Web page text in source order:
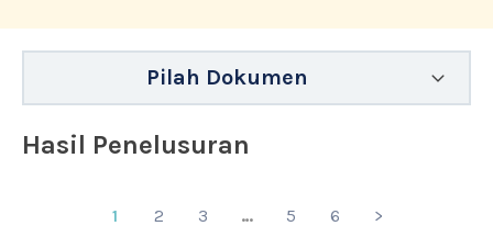
Pilah Dokumen
Hasil Penelusuran
1 2 3 … 5 6 >